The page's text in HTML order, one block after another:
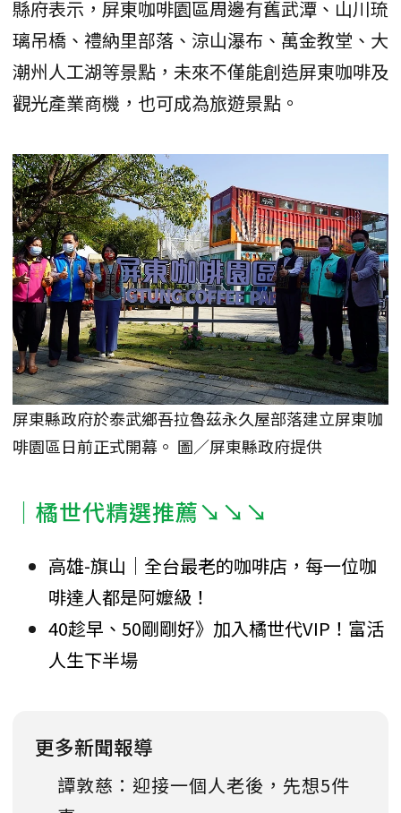
縣府表示，屏東咖啡園區周邊有舊武潭、山川琉
璃吊橋、禮納里部落、涼山瀑布、萬金教堂、大
潮州人工湖等景點，未來不僅能創造屏東咖啡及
觀光產業商機，也可成為旅遊景點。
屏東縣政府於泰武鄉吾拉魯茲永久屋部落建立屏東咖
啡園區日前正式開幕。 圖／屏東縣政府提供
｜橘世代精選推薦↘↘↘
高雄-旗山｜全台最老的咖啡店，每一位咖
啡達人都是阿嬤級！
40趁早、50剛剛好》加入橘世代VIP！富活
人生下半場
更多新聞報導
譚敦慈：迎接一個人老後，先想5件